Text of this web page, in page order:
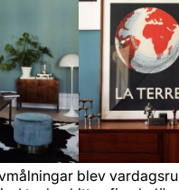
blev